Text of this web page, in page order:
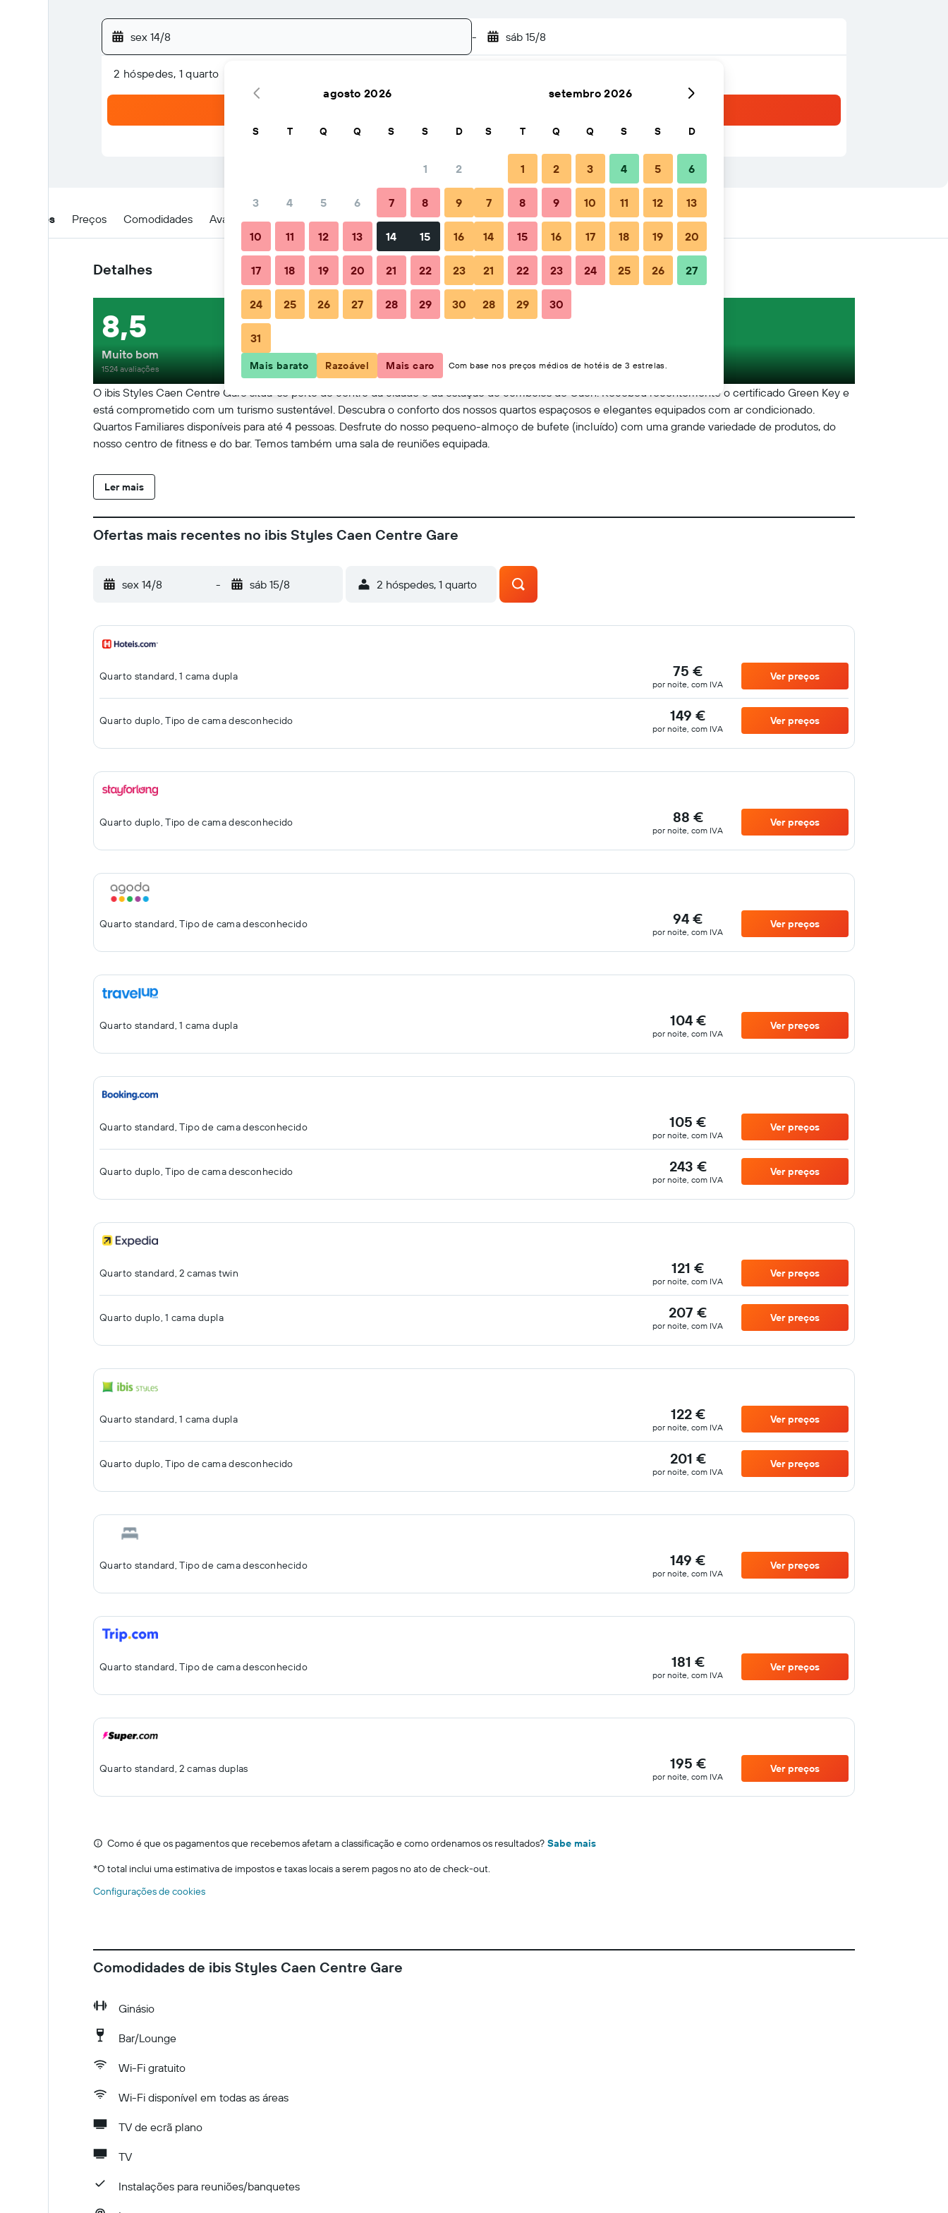
sex 14/8 - sáb 15/8
2 hóspedes, 1 quarto
Detalhes Preços Comodidades Avaliações Localização Dicas e Perguntas frequentes Alojamentos próximos
Detalhes
O ibis Styles Caen Centre Gare situa-se perto do centro da cidade e da estação de comboios de Caen. Recebeu recentemente o certificado Green Key e
está comprometido com um turismo sustentável. Descubra o conforto dos nossos quartos espaçosos e elegantes equipados com ar condicionado.
Quartos Familiares disponíveis para até 4 pessoas. Desfrute do nosso pequeno-almoço de bufete (incluído) com uma grande variedade de produtos, do
nosso centro de fitness e do bar. Temos também uma sala de reuniões equipada.
Ler mais
8,5
Muito bom
1524 avaliações
Mostrar no mapa
Ofertas mais recentes no ibis Styles Caen Centre Gare
sex 14/8 - sáb 15/8 2 hóspedes, 1 quarto
Quarto standard, 1 cama dupla 75 €
por noite, com IVA
Ver preços
Quarto duplo, Tipo de cama desconhecido 149 €
por noite, com IVA
Ver preços
Quarto duplo, Tipo de cama desconhecido 88 €
por noite, com IVA
Ver preços
Quarto standard, Tipo de cama desconhecido 94 €
por noite, com IVA
Ver preços
Quarto standard, 1 cama dupla 104 €
por noite, com IVA
Ver preços
Quarto standard, Tipo de cama desconhecido 105 €
por noite, com IVA
Ver preços
Quarto duplo, Tipo de cama desconhecido 243 €
por noite, com IVA
Ver preços
Quarto standard, 2 camas twin 121 €
por noite, com IVA
Ver preços
Quarto duplo, 1 cama dupla 207 €
por noite, com IVA
Ver preços
Quarto standard, 1 cama dupla 122 €
por noite, com IVA
Ver preços
Quarto duplo, Tipo de cama desconhecido 201 €
por noite, com IVA
Ver preços
Quarto standard, Tipo de cama desconhecido 149 €
por noite, com IVA
Ver preços
Quarto standard, Tipo de cama desconhecido 181 €
por noite, com IVA
Ver preços
Quarto standard, 2 camas duplas 195 €
por noite, com IVA
Ver preços
Como é que os pagamentos que recebemos afetam a classificação e como ordenamos os resultados? Sabe mais
*O total inclui uma estimativa de impostos e taxas locais a serem pagos no ato de check-out.
Configurações de cookies
Comodidades de ibis Styles Caen Centre Gare
Ginásio
Bar/Lounge
Wi-Fi gratuito
Wi-Fi disponível em todas as áreas
TV de ecrã plano
TV
Instalações para reuniões/banquetes
agosto 2026
S T Q Q S S D
1 2
3 4 5 6 7 8 9
10 11 12 13 14 15 16
17 18 19 20 21 22 23
24 25 26 27 28 29 30
31
setembro 2026
S T Q Q S S D
1 2 3 4 5 6
7 8 9 10 11 12 13
14 15 16 17 18 19 20
21 22 23 24 25 26 27
28 29 30
Mais barato Razoável Mais caro Com base nos preços médios de hotéis de 3 estrelas.